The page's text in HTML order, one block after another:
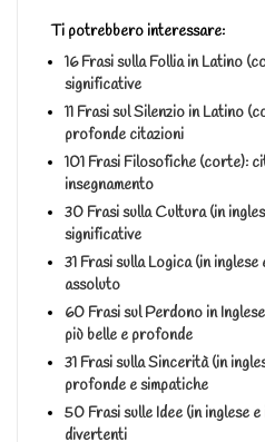
Ti potrebbero interessare:
16 Frasi sulla Follia in Latino
significative
11 Frasi sul Silenzio in Latino
profonde citazioni
101 Frasi Filosofiche (corte):
insegnamento
30 Frasi sulla Cultura (in
significative
31 Frasi sulla Logica (in
assoluto
60 Frasi sul Perdono in
più belle e profonde
31 Frasi sulla Sincerità (in
profonde e simpatiche
50 Frasi sulle Idee (in inglese
divertenti